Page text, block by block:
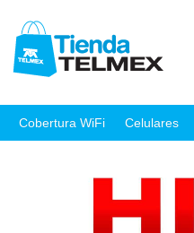
Cobertura WiFi Celulares